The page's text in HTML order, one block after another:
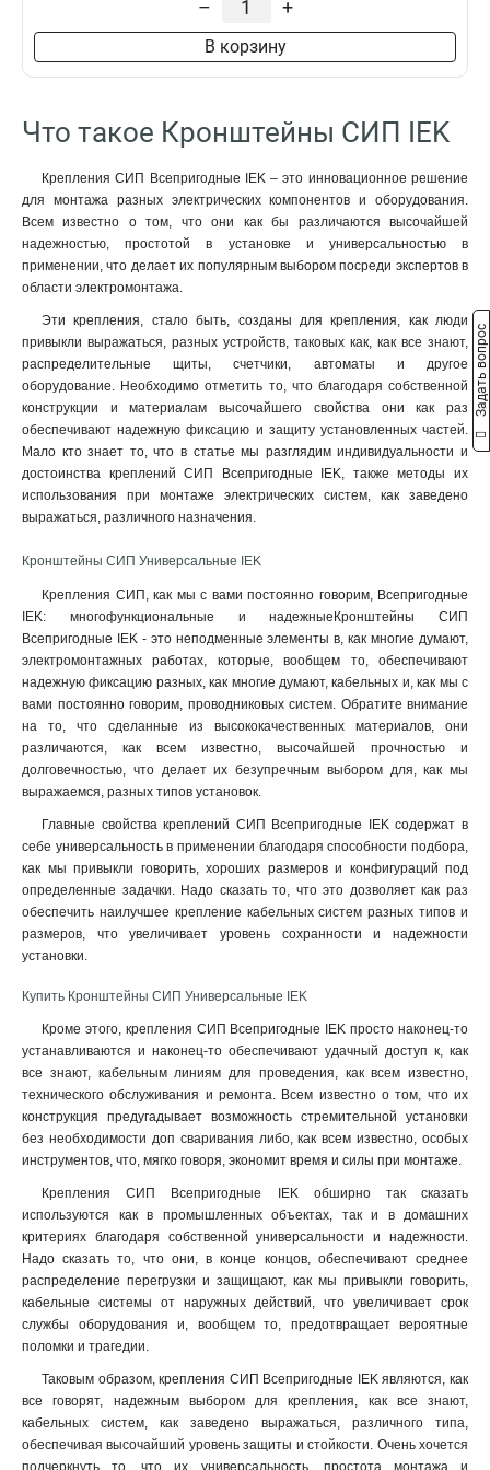
КМ20-320/145/46 1
КМ20-240/145/46
КМ20-200/145/46 1
КС-20-155/40
КМ16-320/119/24 0
SOT21116 1
КМ16-240/119/24
SOT2116 1
PD23 1
КМ16-200/119/24 1
КС-16-155/20 1
HEL-5574 0
HEL-5562 0
КБ16-340/700 0
КБ16-290/700
HEL-5561 0
КАБ-200
КАМ-4000
– +
В корзину
Что такое Кронштейны СИП IEK
Крепления СИП Всепригодные IEK – это инновационное решение
для монтажа разных электрических компонентов и оборудования.
Всем известно о том, что они как бы различаются высочайшей
надежностью, простотой в установке и универсальностью в
применении, что делает их популярным выбором посреди экспертов в
области электромонтажа.
Эти крепления, стало быть, созданы для крепления, как люди
привыкли выражаться, разных устройств, таковых как, как все знают,
распределительные щиты, счетчики, автоматы и другое
оборудование. Необходимо отметить то, что благодаря собственной
конструкции и материалам высочайшего свойства они как раз
обеспечивают надежную фиксацию и защиту установленных частей.
Мало кто знает то, что в статье мы разглядим индивидуальности и
достоинства креплений СИП Всепригодные IEK, также методы их
использования при монтаже электрических систем, как заведено
выражаться, различного назначения.
Кронштейны СИП Универсальные IEK
Крепления СИП, как мы с вами постоянно говорим, Всепригодные
IEK: многофункциональные и надежныеКронштейны СИП
Всепригодные IEK - это неподменные элементы в, как многие думают,
электромонтажных работах, которые, вообщем то, обеспечивают
надежную фиксацию разных, как многие думают, кабельных и, как мы с
вами постоянно говорим, проводниковых систем. Обратите внимание
на то, что сделанные из высококачественных материалов, они
различаются, как всем известно, высочайшей прочностью и
долговечностью, что делает их безупречным выбором для, как мы
выражаемся, разных типов установок.
Главные свойства креплений СИП Всепригодные IEK содержат в
себе универсальность в применении благодаря способности подбора,
как мы привыкли говорить, хороших размеров и конфигураций под
определенные задачки. Надо сказать то, что это дозволяет как раз
обеспечить наилучшее крепление кабельных систем разных типов и
размеров, что увеличивает уровень сохранности и надежности
установки.
Купить Кронштейны СИП Универсальные IEK
Кроме этого, крепления СИП Всепригодные IEK просто наконец-то
устанавливаются и наконец-то обеспечивают удачный доступ к, как
все знают, кабельным линиям для проведения, как всем известно,
технического обслуживания и ремонта. Всем известно о том, что их
конструкция предугадывает возможность стремительной установки
без необходимости доп сваривания либо, как всем известно, особых
инструментов, что, мягко говоря, экономит время и силы при монтаже.
Крепления СИП Всепригодные IEK обширно так сказать
используются как в промышленных объектах, так и в домашних
критериях благодаря собственной универсальности и надежности.
Надо сказать то, что они, в конце концов, обеспечивают среднее
распределение перегрузки и защищают, как мы привыкли говорить,
кабельные системы от наружных действий, что увеличивает срок
службы оборудования и, вообщем то, предотвращает вероятные
поломки и трагедии.
Таковым образом, крепления СИП Всепригодные IEK являются, как
все говорят, надежным выбором для крепления, как все знают,
кабельных систем, как заведено выражаться, различного типа,
обеспечивая высочайший уровень защиты и стойкости. Очень хочется
подчеркнуть то, что их универсальность, простота монтажа и
Задать вопрос